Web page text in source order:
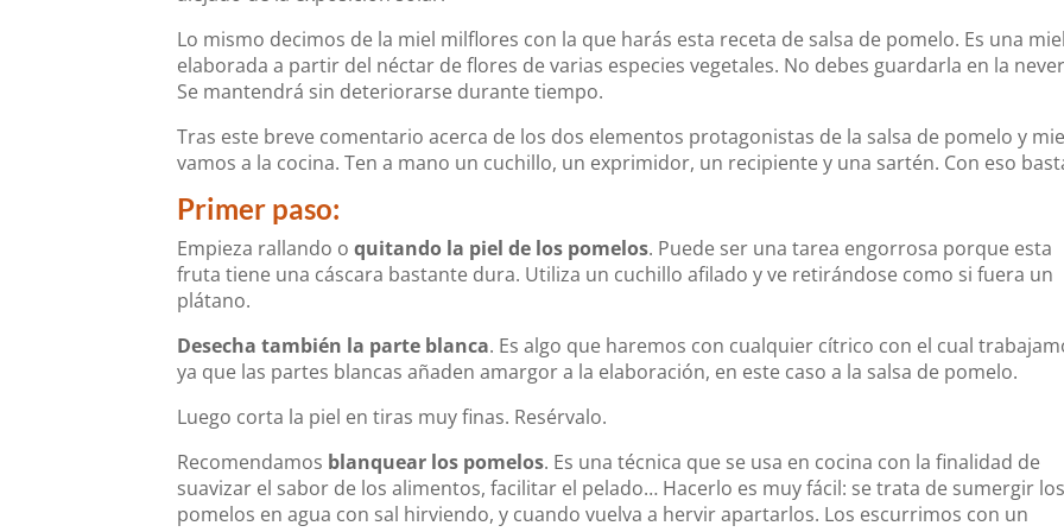
Lo mismo decimos de la miel milflores con la que harás esta receta de salsa de pomelo. Es una
elaborada a partir del néctar de flores de varias especies vegetales. No debes guardarla en la
Se mantendrá sin deteriorarse durante tiempo.
Tras este breve comentario acerca de los dos elementos protagonistas de la salsa de pomelo y
vamos a la cocina. Ten a mano un cuchillo, un exprimidor, un recipiente y una sartén. Con eso
Primer paso:
Empieza rallando o quitando la piel de los pomelos. Puede ser una tarea engorrosa porque esta
fruta tiene una cáscara bastante dura. Utiliza un cuchillo afilado y ve retirándose como si fuera un
plátano.
Desecha también la parte blanca. Es algo que haremos con cualquier cítrico con el cual
ya que las partes blancas añaden amargor a la elaboración, en este caso a la salsa de pomelo.
Luego corta la piel en tiras muy finas. Resérvalo.
Recomendamos blanquear los pomelos. Es una técnica que se usa en cocina con la finalidad de
suavizar el sabor de los alimentos, facilitar el pelado… Hacerlo es muy fácil: se trata de sumergir
pomelos en agua con sal hirviendo, y cuando vuelva a hervir apartarlos. Los escurrimos con un